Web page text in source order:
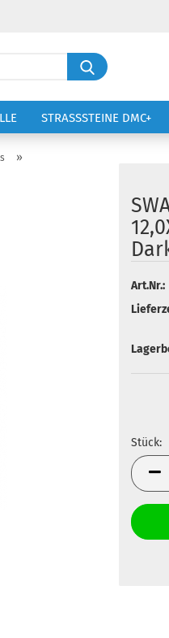
Lieferland Suche...
STRASSSTEINE DMC+
»
Art.Nr.:
Stück:
Stück